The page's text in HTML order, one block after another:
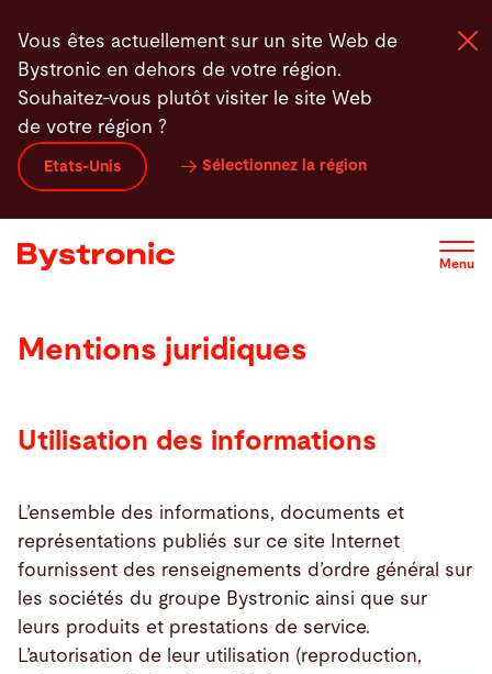
au
contenu
principal
Vous êtes actuellement sur un site Web de
Bystronic en dehors de votre région.
Souhaitez-vous plutôt visiter le site Web
de votre région ?
Etats-Unis Sélectionnez la région
Menu
Machines et Logiciel
Services
Actualités - Presse
Entreprise
Recherche
Etats-Unis · Français myBystronic
Mentions juridiques
Utilisation des informations
L’ensemble des informations, documents et
représentations publiés sur ce site Internet
fournissent des renseignements d’ordre général sur
les sociétés du groupe Bystronic ainsi que sur
leurs produits et prestations de service.
L’autorisation de leur utilisation (reproduction,